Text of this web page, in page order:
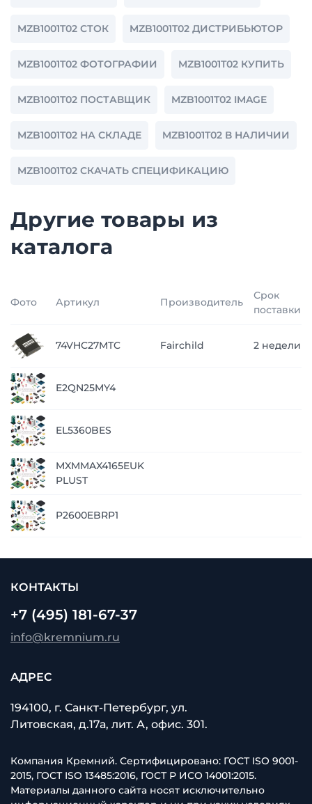
MZB1001T02 СТОК MZB1001T02 ДИСТРИБЬЮТОР
MZB1001T02 ФОТОГРАФИИ MZB1001T02 КУПИТЬ
MZB1001T02 ПОСТАВЩИК MZB1001T02 IMAGE
MZB1001T02 НА СКЛАДЕ MZB1001T02 В НАЛИЧИИ
MZB1001T02 СКАЧАТЬ СПЕЦИФИКАЦИЮ
Другие товары из
каталога
Фото Артикул Производитель
Срок
поставки
74VHC27MTC Fairchild 2 недели
E2QN25MY4
EL5360BES
MXMMAX4165EUK
PLUST
P2600EBRP1
КОНТАКТЫ
+7 (495) 181-67-37
info@kremnium.ru
АДРЕС
194100, г. Санкт-Петербург, ул.
Литовская, д.17а, лит. А, офис. 301.
Компания Кремний. Сертифицировано: ГОСТ ISO 9001-
2015, ГОСТ ISO 13485:2016, ГОСТ Р ИСО 14001:2015.
Материалы данного сайта носят исключительно